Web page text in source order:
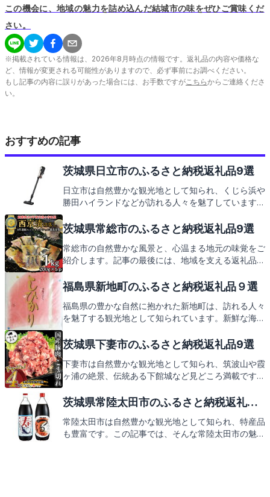
この機会に、地域の魅力を詰め込んだ結城市の味をぜひご賞味くだ
さい。
※掲載されている情報は、 2026年8 月時点の情報です。返礼品の内容や価格な
ど、情報が変更される可能性がありますので、必ず事前にお調べください。
もし記事の内容に誤りがあった場合には、お手数ですがこちらからご連絡くださ
い。
おすすめの記事
茨城県日立市のふるさと納税返礼品9選
日立市は自然豊かな観光地として知られ、くじら浜や
勝田ハイランドなどが訪れる人々を魅了しています。
す。これらの魅力が詰まった返礼品をご紹介すること
う。
茨城県常総市のふるさと納税返礼品9選
常総市の自然豊かな風景と、心温まる地元の味覚をご
紹介します。記事の最後には、地域を支える返礼品の
福島県新地町のふるさと納税返礼品９選
福島県の豊かな自然に抱かれた新地町は、訪れる人々
を魅了する観光地として知られています。新鮮な海の
きる町です。新地町役場が提供するふるさと納税の返
ます。次は、皆さんにも楽しみにしていただきたい返
礼品の数々をご紹介します。
茨城県下妻市のふるさと納税返礼品9選
下妻市は自然豊かな観光地として知られ、筑波山や霞
ヶ浦の絶景、伝統ある下館城など見どころ満載です。
下妻市からのお礼の品々を、これからご紹介します。
茨城県常陸太田市のふるさと納税返礼品9
選
常陸太田市は自然豊かな観光地として知られ、特産品
も豊富です。この記事では、そんな常陸太田市の魅力